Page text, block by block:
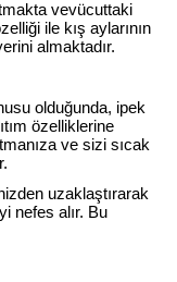
vevücuttaki
ile kış aylarının
almaktadır.
olduğunda, ipek
özelliklerine
ve sizi sıcak
uzaklaştırarak
nefes alır. Bu